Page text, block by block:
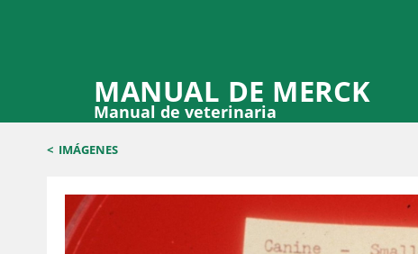
MANUAL DE MERCK
Manual de veterinaria
< IMÁGENES